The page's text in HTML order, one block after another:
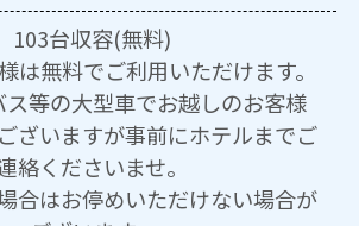
103台収容(無料)
は無料でご利用いただけます。
等の大型車でお越しのお客様
ざいますが事前にホテルまでご
絡くださいませ。
合はお停めいただけない場合が